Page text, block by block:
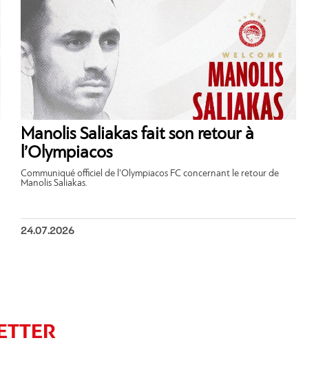
Manolis Saliakas fait son retour à
l’Olympiacos
Communiqué officiel de l’Olympiacos FC concernant le retour de
Manolis Saliakas.
24.07.2026